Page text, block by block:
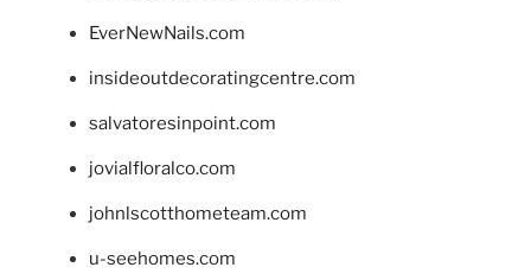
EverNewNails.com
insideoutdecoratingcentre.com
salvatoresinpoint.com
jovialfloralco.com
johnlscotthometeam.com
u-seehomes.com